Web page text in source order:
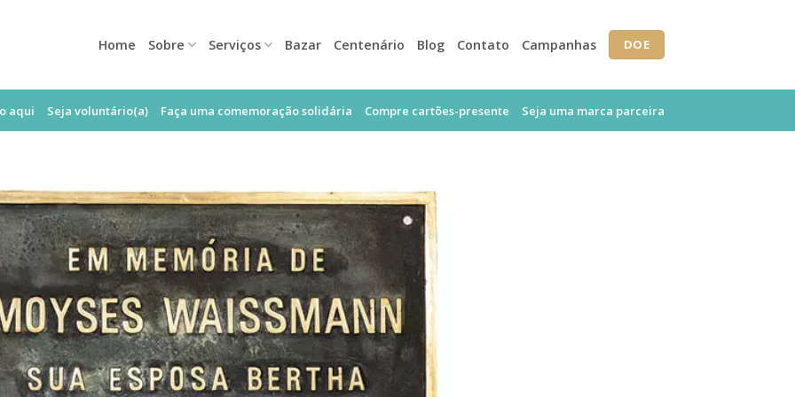
Home Sobre Serviços Bazar Centenário Blog Contato Campanhas DOE
aqui Seja voluntário(a) Faça uma comemoração solidária Compre cartões-presente Seja uma marca parceira